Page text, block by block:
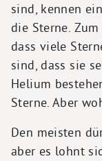
sind, kennen
die Sterne.
dass viele
sind, dass sie
Helium
Sterne. Aber
Den meisten
aber es lohnt